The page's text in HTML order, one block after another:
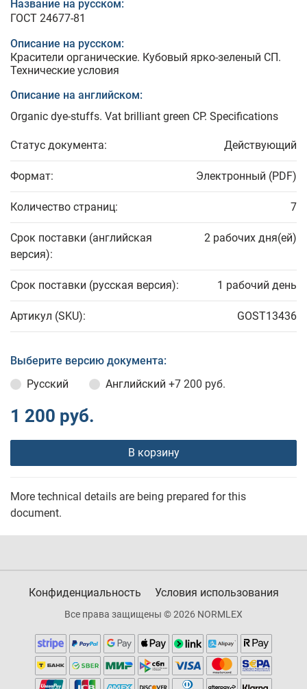
Название на русском:
ГОСТ 24677-81
Описание на русском:
Красители органические. Кубовый ярко-зеленый СП.
Технические условия
Описание на английском:
Organic dye-stuffs. Vat brilliant green CP. Specifications
Статус документа: Действующий
Формат: Электронный (PDF)
Количество страниц: 7
Срок поставки (английская
версия):
2 рабочих дня(ей)
Срок поставки (русская версия): 1 рабочий день
Артикул (SKU): GOST13436
Выберите версию документа:
Русский
Английский +7 200 руб.
1 200 руб.
В корзину
More technical details are being prepared for this
document.
Конфиденциальность Условия использования
Все права защищены © 2026 NORMLEX